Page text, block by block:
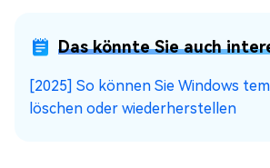
Das könnte Sie auch
[2025] So können Sie Windows
löschen oder wiederherstellen